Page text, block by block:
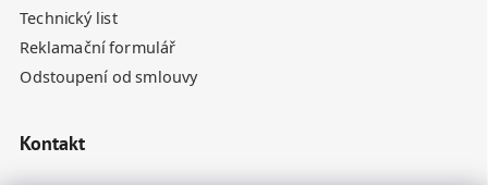
Technický list
Reklamační formulář
Odstoupení od smlouvy
Kontakt